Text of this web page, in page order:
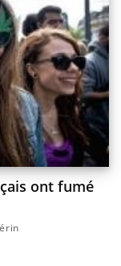
ont fumé